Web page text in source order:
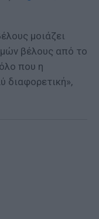
μοιάζει
βέλους από το
που η
διαφορετική»,